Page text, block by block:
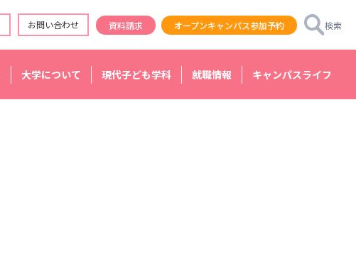
お問い合わせ 資料請求 オープンキャンパス参加予約 検索
大学について 現代子ども学科 就職情報 キャンパスライフ